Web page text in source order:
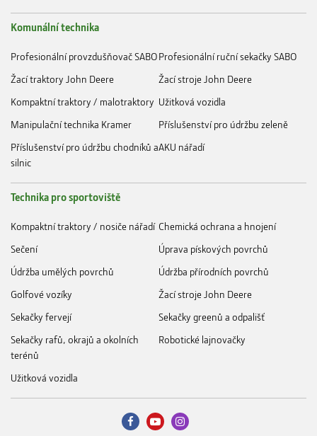
Komunální technika
Profesionální provzdušňovač SABOProfesionální ruční sekačky SABO
Žací traktory John Deere
Žací stroje John Deere
Kompaktní traktory / malotraktory Užitková vozidla
Manipulační technika Kramer
Příslušenství pro údržbu zeleně
Příslušenství pro údržbu chodníků a
silnic
AKU nářadí
Technika pro sportoviště
Kompaktní traktory / nosiče nářadí Chemická ochrana a hnojení
Sečení
Úprava pískových povrchů
Údržba umělých povrchů
Údržba přírodních povrchů
Golfové vozíky
Žací stroje John Deere
Sekačky fervejí
Sekačky greenů a odpališť
Sekačky rafů, okrajů a okolních
terénů
Robotické lajnovačky
Užitková vozidla